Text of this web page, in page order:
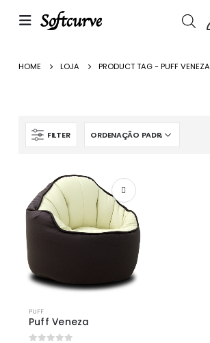
HOME LOJA PRODUCT TAG - PUFF VENEZA
FILTER
PUFF
Puff Veneza